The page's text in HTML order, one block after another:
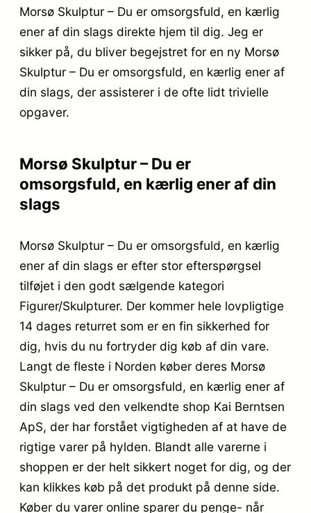
Morsø Skulptur – Du er omsorgsfuld, en kærlig
ener af din slags direkte hjem til dig. Jeg er
sikker på, du bliver begejstret for en ny Morsø
Skulptur – Du er omsorgsfuld, en kærlig ener af
din slags, der assisterer i de ofte lidt trivielle
opgaver.
Morsø Skulptur – Du er
omsorgsfuld, en kærlig ener af din
slags
Morsø Skulptur – Du er omsorgsfuld, en kærlig
ener af din slags er efter stor efterspørgsel
tilføjet i den godt sælgende kategori
Figurer/Skulpturer. Der kommer hele lovpligtige
14 dages returret som er en fin sikkerhed for
dig, hvis du nu fortryder dig køb af din vare.
Langt de fleste i Norden køber deres Morsø
Skulptur – Du er omsorgsfuld, en kærlig ener af
din slags ved den velkendte shop Kai Berntsen
ApS, der har forstået vigtigheden af at have de
rigtige varer på hylden. Blandt alle varerne i
shoppen er der helt sikkert noget for dig, og der
kan klikkes køb på det produkt på denne side.
Køber du varer online sparer du penge- når